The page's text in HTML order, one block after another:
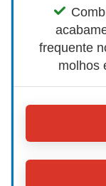
frequente
molhos